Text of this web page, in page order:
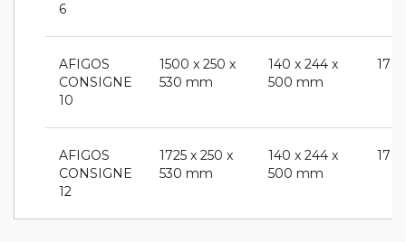
6
AFIGOS
CONSIGNE
10
1500 x 250 x
530 mm
140 x 244 x
500 mm
17 l
AFIGOS
CONSIGNE
12
1725 x 250 x
530 mm
140 x 244 x
500 mm
17 l